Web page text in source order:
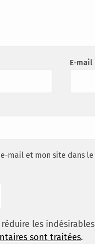
E-mail
mail et mon site dans
les
sont traitées.